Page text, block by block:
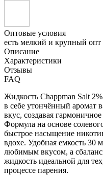
Оптовые условия
есть мелкий и крупный опт
Описание
Характеристики
Отзывы
FAQ
Жидкость Chappman Salt
в себе утончённый аромат
вкус, создавая
Формула на основе
быстрое насыщение
вдохе. Удобная емкость 30
любимым вкусом, а
жидкость идеальной для
процессе парения.